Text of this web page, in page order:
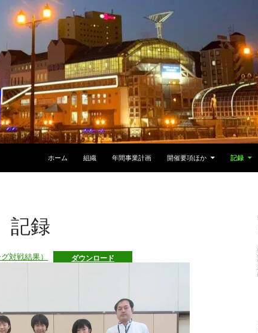
ホーム 組織 年間事業計画 開催要項ほか 記録
記録
対戦結果） ダウンロード